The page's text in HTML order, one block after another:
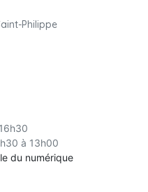
Philippe
à 13h00
du numérique